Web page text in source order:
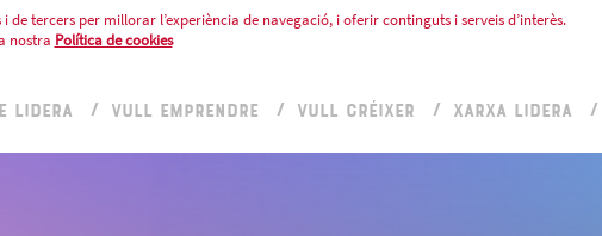
de tercers per millorar l’experiència de navegació, i oferir continguts i serveis d’interès.
nostra Política de cookies
LIDERA VULL EMPRENDRE VULL CRÉIXER XARXA LIDERA